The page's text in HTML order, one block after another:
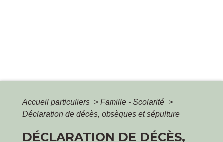
Accueil particuliers > Famille - Scolarité >
Déclaration de décès, obsèques et sépulture
DÉCLARATION DE DÉCÈS,